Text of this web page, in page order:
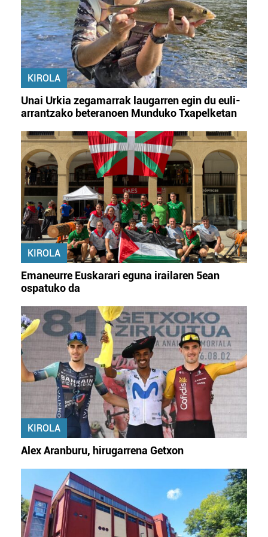
zerbitzuak hobetzeko asmoz, cookie teknologiaz
baliatzen gara. Ohar hau onartuz gero, teknologia hori
erabiltzeko baimen esplizitua ematen diguzu.Gehiago
irakurri
KIROLA
Unai Urkia zegamarrak laugarren egin du euli-
arrantzako beteranoen Munduko Txapelketan
KIROLA
Emaneurre Euskarari eguna irailaren 5ean
ospatuko da
KIROLA
Alex Aranburu, hirugarrena Getxon